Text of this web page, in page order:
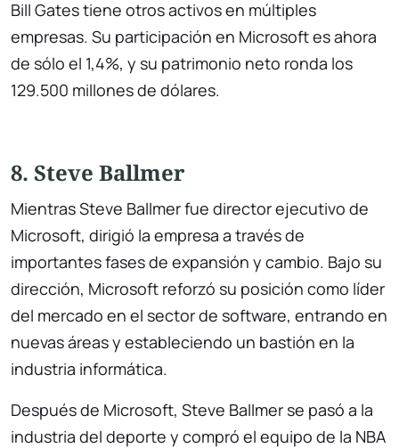
Bill Gates tiene otros activos en múltiples
empresas. Su participación en Microsoft es ahora
de sólo el 1,4%, y su patrimonio neto ronda los
129.500 millones de dólares.
8. Steve Ballmer
Mientras Steve Ballmer fue director ejecutivo de
Microsoft, dirigió la empresa a través de
importantes fases de expansión y cambio. Bajo su
dirección, Microsoft reforzó su posición como líder
del mercado en el sector de software, entrando en
nuevas áreas y estableciendo un bastión en la
industria informática.
Después de Microsoft, Steve Ballmer se pasó a la
industria del deporte y compró el equipo de la NBA